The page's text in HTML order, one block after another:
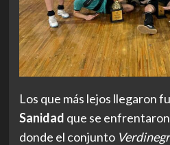
Los que más lejos llegaron
Sanidad que se
donde el conjunto